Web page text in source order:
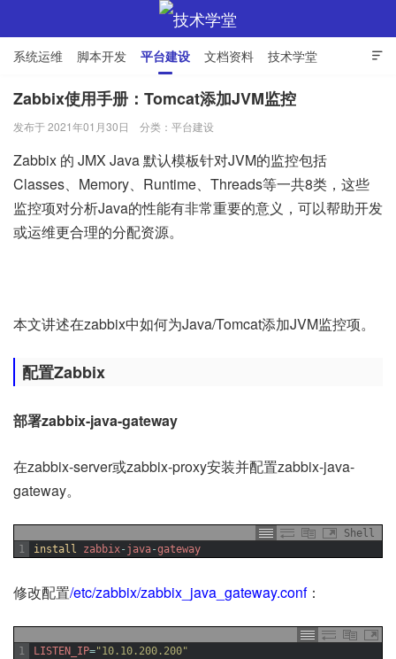

系统运维 脚本开发 平台建设 文档资料 技术学堂
Zabbix使用手册：Tomcat添加JVM监控
发布于 2021年01月30日 分类： 平台建设
Zabbix 的 JMX Java 默认模板针对JVM的监控包括
Classes、Memory、Runtime、Threads等一共8类，这些
监控项对分析Java的性能有非常重要的意义，可以帮助开发
或运维更合理的分配资源。
本文讲述在zabbix中如何为Java/Tomcat添加JVM监控项。
配置Zabbix
部署zabbix-java-gateway
在zabbix-server或zabbix-proxy安装并配置zabbix-java-
gateway。
Shell
1
install zabbix- java-gateway
修改配置/etc/zabbix/zabbix_java_gateway.conf：
1
LISTEN_IP="10.10.200.200"